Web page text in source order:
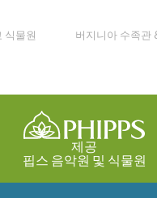
식물원 버지니아 수족관
제공
핍스 음악원 및 식물원